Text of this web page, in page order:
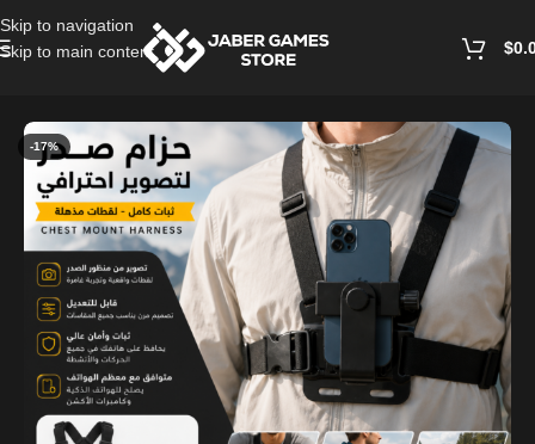
Skip to navigation
Skip to main content
$
-17%